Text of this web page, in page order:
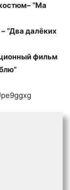
“Ма
“Два далёких
фильм